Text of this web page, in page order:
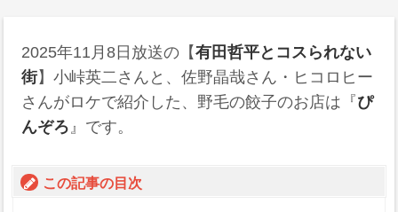
2025年11月8日 放送の【有田哲平とコスられない
街】小峠英二さんと、佐野晶哉さん・ヒコロヒー
さんがロケで紹介した、野毛の餃子のお店は『ぴ
んぞろ』です。
この記事の目次